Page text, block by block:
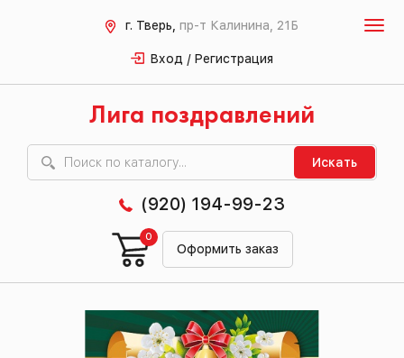
г. Тверь, пр-т Калинина, 21Б
Вход / Регистрация
Лига поздравлений
Искать
(920) 194-99-23
Оформить заказ
0